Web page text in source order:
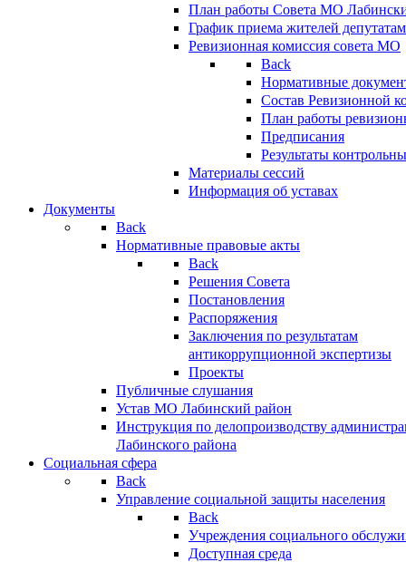
План работы Совета МО
График приема жителей
Ревизионная комиссия совета МО
Back
Нормативные
Состав Ревизионной
План работы
Предписания
Результаты
Материалы сессий
Информация об уставах
Документы
Back
Нормативные правовые акты
Back
Решения Совета
Постановления
Распоряжения
Заключения по результатам
антикоррупционной экспертизы
Проекты
Публичные слушания
Устав МО Лабинский район
Инструкция по делопроизводству
Лабинского района
Социальная сфера
Back
Управление социальной защиты населения
Back
Учреждения социального
Доступная среда